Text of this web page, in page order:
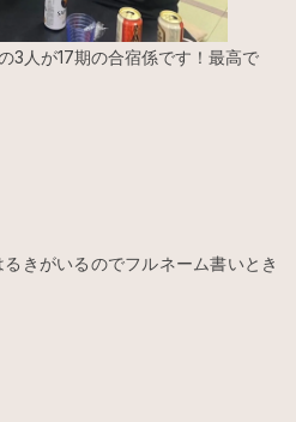
3人が17期の合宿係です！最高で
きがいるのでフルネーム書いとき